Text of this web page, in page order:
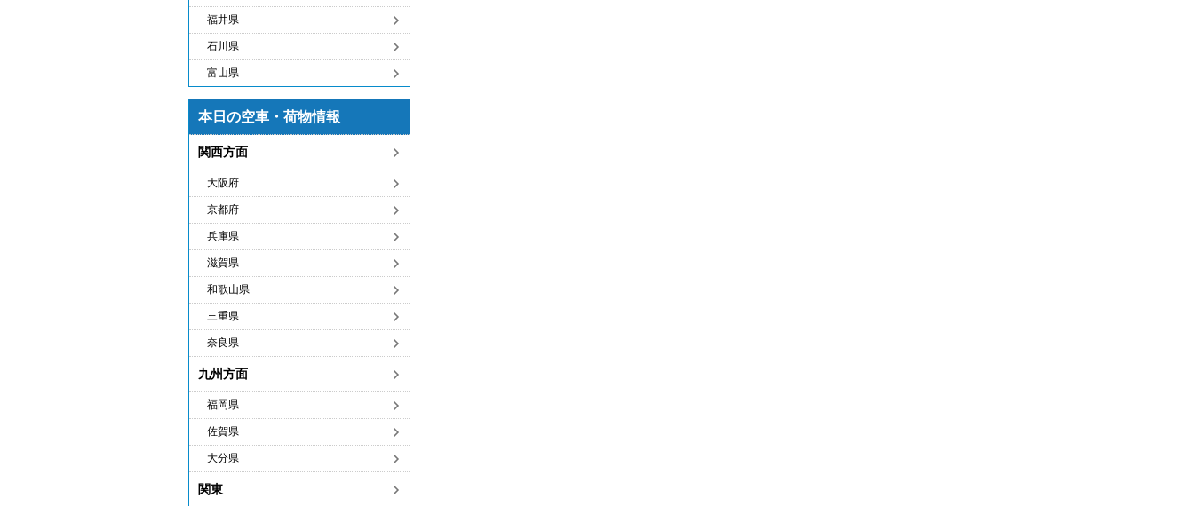
福井県
石川県
富山県
本日の空車・荷物情報
関西方面
大阪府
京都府
兵庫県
滋賀県
和歌山県
三重県
奈良県
九州方面
福岡県
佐賀県
大分県
関東